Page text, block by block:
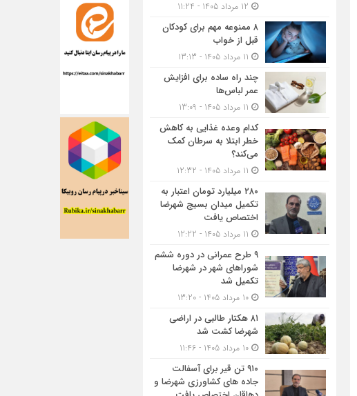
۸ ممنوعه مهم برای کودکان
قبل از خواب
چند راه ساده برای افزایش
عمر لباس‌ها
کدام وعده غذایی به کاهش
خطر ابتلا به سرطان کمک
می‌کند؟
۲۸۰ میلیارد تومان اعتبار به
تکمیل میدان بسیج شهرضا
اختصاص یافت
۹ طرح عمرانی در دوره ششم
شوراهای شهر در شهرضا
تکمیل شد
۸۱ هکتار طالبی در اراضی
شهرضا کشت شد
۹۱۰ تن قیر برای آسفالت
جاده های کشاورزی شهرضا و